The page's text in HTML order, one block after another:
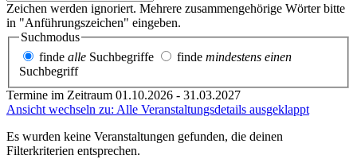
Zeichen werden ignoriert. Mehrere zusammengehörige Wörter bitte
in "Anführungszeichen" eingeben.
Suchmodus
finde alle Suchbegriffe finde mindestens einen
Suchbegriff
Termine im Zeitraum 01.10.2026 - 31.03.2027
Ansicht wechseln zu: Alle Veranstaltungsdetails ausgeklappt
Es wurden keine Veranstaltungen gefunden, die deinen
Filterkriterien entsprechen.